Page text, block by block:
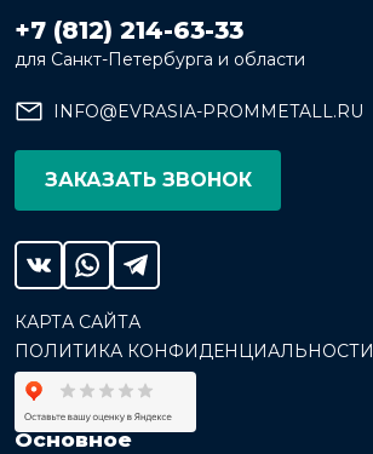
+7 (812) 214-63-33
для Санкт-Петербурга и области
INFO@EVRASIA-PROMMETALL.RU
ЗАКАЗАТЬ ЗВОНОК
КАРТА САЙТА
ПОЛИТИКА КОНФИДЕНЦИАЛЬНОСТИ
Основное